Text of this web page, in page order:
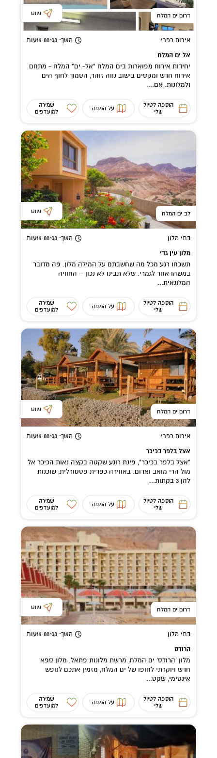
דרום ים המלח ניווט
אירוח כפרי משך: 08:00 שעות
אל ים המלח
יחידות אירוח מפוארות בים המלח "אל- ים" המלח - מתחם
אירוח חדש ומקסים בישוב נווה זוהר, הסמוך לחוף הים
ולמלונות. אם...
הוספה לטיול
שלי
על המפה
שמירה
למועדפים
לב ים המלח ניווט
בתי מלון משך: 08:00 שעות
מלון עין גדי
תשכחו רגע מכל מה שחשבתם על המילה מלון. פה מדובר
במשהו אחר לגמרי. שלא תבינו לא נכון – החוויה
המלונאית...
הוספה לטיול
שלי
על המפה
שמירה
למועדפים
דרום ים המלח ניווט
אירוח כפרי משך: 08:00 שעות
אצל בלפר בכיכר
"אצל בלפר בכיכר", פינת רוגע שקטה בקצה נאות הכיכר אל
מול הרי מואב ואדום. באווירה כפרית פסטורלית, שוכנות
להן 3 בקתות...
הוספה לטיול
שלי
על המפה
שמירה
למועדפים
דרום ים המלח ניווט
בתי מלון משך: 08:00 שעות
הרודס
מלון 'הרודס' ים המלח, מרשת מלונות פתאל. מלון ספא
חדש ויוקרתי לחופו של ים המלח, מזמין אתכם לנופש
אינטימי, שקט...
הוספה לטיול
שלי
על המפה
שמירה
למועדפים